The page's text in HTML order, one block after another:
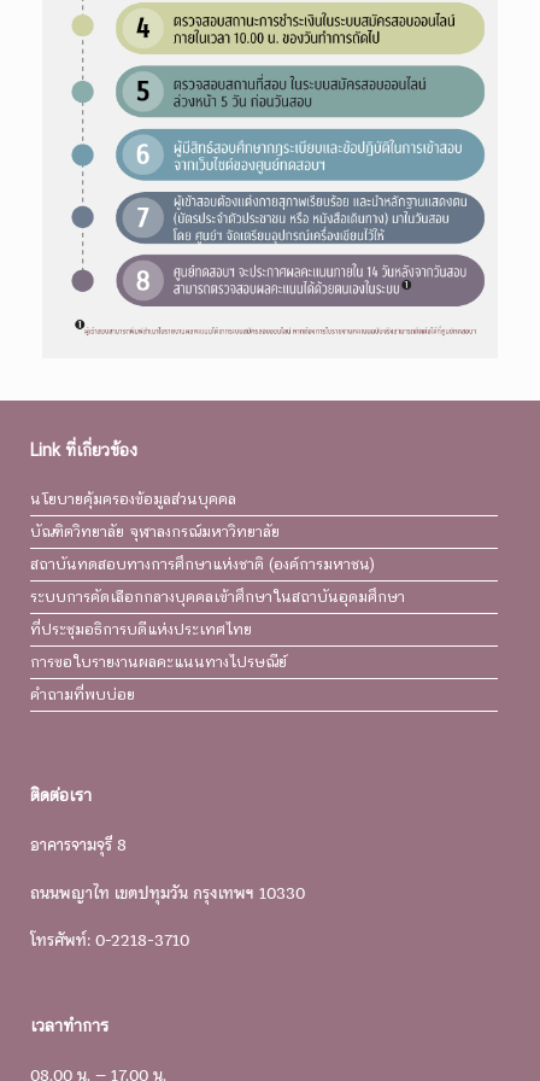
Link ที่เกี่ยวข้อง
นโยบายคุ้มครองข้อมูลส่วนบุคคล
บัณฑิตวิทยาลัย จุฬาลงกรณ์มหาวิทยาลัย
สถาบันทดสอบทางการศึกษาแห่งชาติ (องค์การมหาชน)
ระบบการคัดเลือกกลางบุคคลเข้าศึกษาในสถาบันอุดมศึกษา
ที่ประชุมอธิการบดีแห่งประเทศไทย
การขอใบรายงานผลคะแนนทางไปรษณีย์
คำถามที่พบบ่อย
ติดต่อเรา
อาคารจามจุรี 8
ถนนพญาไท เขตปทุมวัน กรุงเทพฯ 10330
โทรศัพท์: 0-2218-3710
เวลาทำการ
08.00 น. – 17.00 น.